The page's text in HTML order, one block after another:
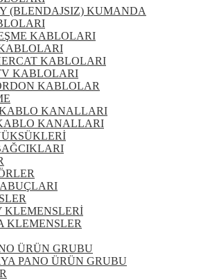
(BLENDAJSIZ) KUMANDA
KABLOLARI
KABLOLARI
KABLOLARI
KABLOLAR
KANALLARI
KANALLARI
KLEMENSLERİ
KLEMENSLER
ÜRÜN GRUBU
PANO ÜRÜN GRUBU